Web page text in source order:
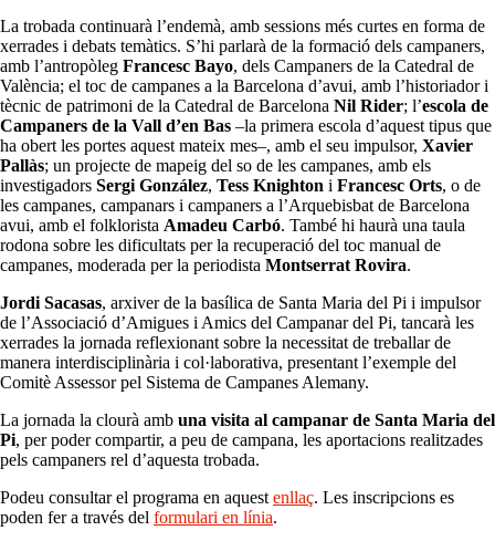
La trobada continuarà l’endemà, amb sessions més curtes en forma de
xerrades i debats temàtics. S’hi parlarà de la formació dels campaners,
amb l’antropòleg Francesc Bayo, dels Campaners de la Catedral de
València; el toc de campanes a la Barcelona d’avui, amb l’historiador i
tècnic de patrimoni de la Catedral de Barcelona Nil Rider; l’escola de
Campaners de la Vall d’en Bas –la primera escola d’aquest tipus que
ha obert les portes aquest mateix mes–, amb el seu impulsor, Xavier
Pallàs; un projecte de mapeig del so de les campanes, amb els
investigadors Sergi González, Tess Knighton i Francesc Orts, o de
les campanes, campanars i campaners a l’Arquebisbat de Barcelona
avui, amb el folklorista Amadeu Carbó. També hi haurà una taula
rodona sobre les dificultats per la recuperació del toc manual de
campanes, moderada per la periodista Montserrat Rovira.
Jordi Sacasas, arxiver de la basílica de Santa Maria del Pi i impulsor
de l’Associació d’Amigues i Amics del Campanar del Pi, tancarà les
xerrades la jornada reflexionant sobre la necessitat de treballar de
manera interdisciplinària i col·laborativa, presentant l’exemple del
Comitè Assessor pel Sistema de Campanes Alemany.
La jornada la clourà amb una visita al campanar de Santa Maria del
Pi, per poder compartir, a peu de campana, les aportacions realitzades
pels campaners rel d’aquesta trobada.
Podeu consultar el programa en aquest enllaç. Les inscripcions es
poden fer a través del formulari en línia.